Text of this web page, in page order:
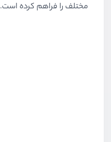
مختلف را فراهم کرده است.